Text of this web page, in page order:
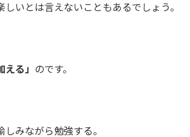
いとは言えないこともあるでしょう。
る」 のです。
みながら勉強する。